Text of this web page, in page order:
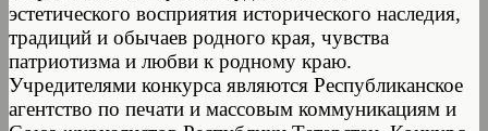
эстетического восприятия исторического наследия,
традиций и обычаев родного края, чувства
патриотизма и любви к родному краю.
Учредителями конкурса являются Республиканское
агентство по печати и массовым коммуникациям и